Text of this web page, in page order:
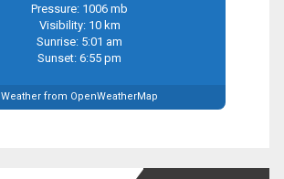
Pressure: 1006 mb
Visibility: 10 km
Sunrise: 5:01 am
Sunset: 6:55 pm
Weather from OpenWeatherMap